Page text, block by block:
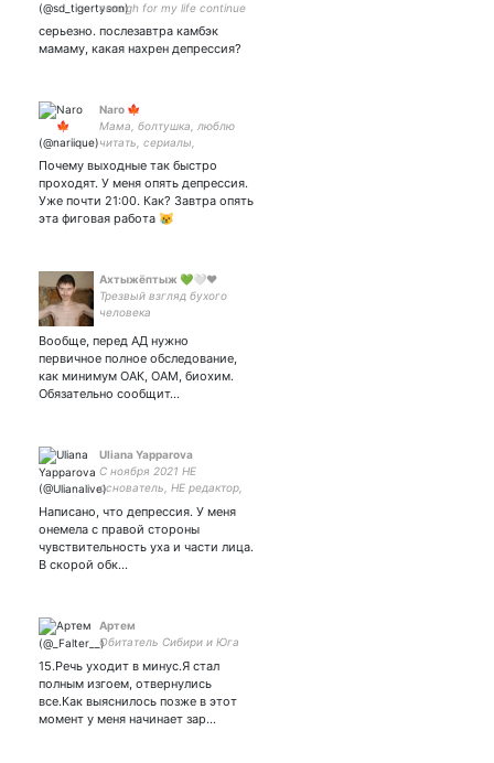
enough for my life continue
серьезно. послезавтра камбэк
мамаму, какая нахрен депрессия?
Naro 🍁
Мама, болтушка, люблю
читать, сериалы,
влюбляться в
симпатичных актеров и
много много мечтать ☕️🤎
Место где я могу делиться
своими мыслями ☁️
Почему выходные так быстро
проходят. У меня опять депрессия.
Уже почти 21:00. Как? Завтра опять
эта фиговая работа 😿
Ахтыжёптыж 💚🤍❤️
Трезвый взгляд бухого
человека
Вообще, перед АД нужно
первичное полное обследование,
как минимум ОАК, ОАМ, биохим.
Обязательно сообщит…
Uliana Yapparova
С ноября 2021 НЕ
основатель, НЕ редактор,
Свободное плавание в
ужасе медийного моря,
редактор на испанском ТВ.
Написано, что депрессия. У меня
онемела с правой стороны
чувствительность уха и части лица.
В скорой обк…
Артем
Обитатель Сибири и Юга
15.Речь уходит в минус.Я стал
полным изгоем, отвернулись
все.Как выяснилось позже в этот
момент у меня начинает зар…